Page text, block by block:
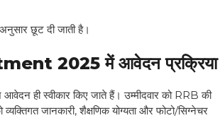
छूट दी जाती है।
2025 में आवेदन प्रक्रिया
स्वीकार किए जाते हैं। उम्मीदवार को RRB की
जानकारी, शैक्षणिक योग्यता और फोटो/सिग्नेचर